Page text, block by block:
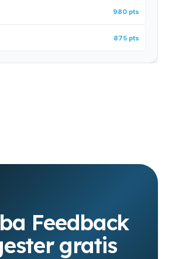
980 pts
875 pts
Feedback
gratis